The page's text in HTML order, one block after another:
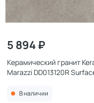
5 894 ₽
Керамический гранит
Marazzi DD013120R
светлый обрезной
В наличии